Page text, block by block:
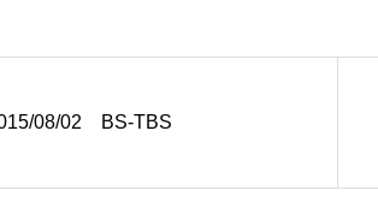
08/02 BS-TBS